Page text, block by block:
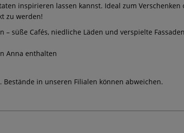
inspirieren lassen kannst. Ideal zum
zu werden!
süße Cafés, niedliche Läden und verspielte Fassaden
Anna enthalten
in unseren Filialen können abweichen.